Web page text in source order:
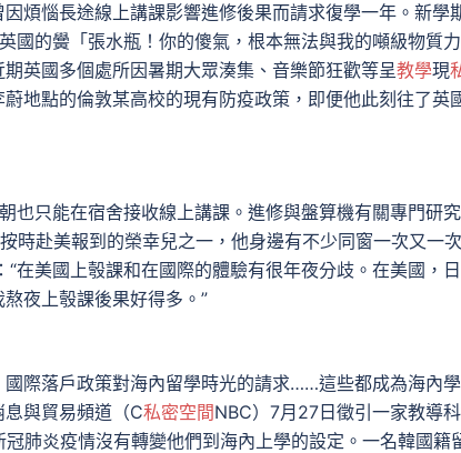
惱長途線上講課影響進修後果而請求復學一年。新學
國的黌「張水瓶！你的傻氣，根本無法與我的噸級物質
英國多個處所因暑期大眾湊集、音樂節狂歡等呈教學現
地點的倫敦某高校的現有防疫政策，即便他此刻往了英
只能在宿舍接收線上講課。進修與盤算機有關專門研
時赴美報到的榮幸兒之一，他身邊有不少同窗一次又一
在美國上彀課和在國際的體驗有很年夜分歧。在美國，
夜上彀課後果好得多。”
際落戶政策對海內留學時光的請求……這些都成為海內
與貿易頻道（C私密空間NBC）7月27日徵引一家教導
肺炎疫情沒有轉變他們到海內上學的設定。一名韓國籍